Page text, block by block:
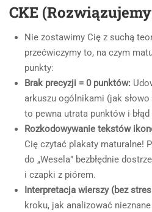
CKE
Nie zostawimy Cię z suchą
przećwiczymy to, na czym
punkty:
Brak precyzji = 0 punktów:
arkuszu ogólnikami (jak słowo
to pewna utrata punktów i błąd
Rozkodowywanie tekstów
Cię czytać plakaty maturalne!
do „Wesela” bezbłędnie
i czapki z piórem.
Interpretacja wierszy (bez
kroku, jak analizować